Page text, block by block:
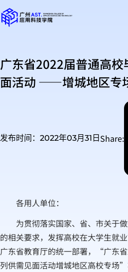
广东省2022届普通高
面活动 ——增城地区专
发布时间：2022年03月31日 Share:
各用人单位：
为贯彻落实国家、省、市关于
的相关要求，发挥高校在大学生就
广东省教育厅的统一部署，“广东
列供需见面活动增城地区高校专场